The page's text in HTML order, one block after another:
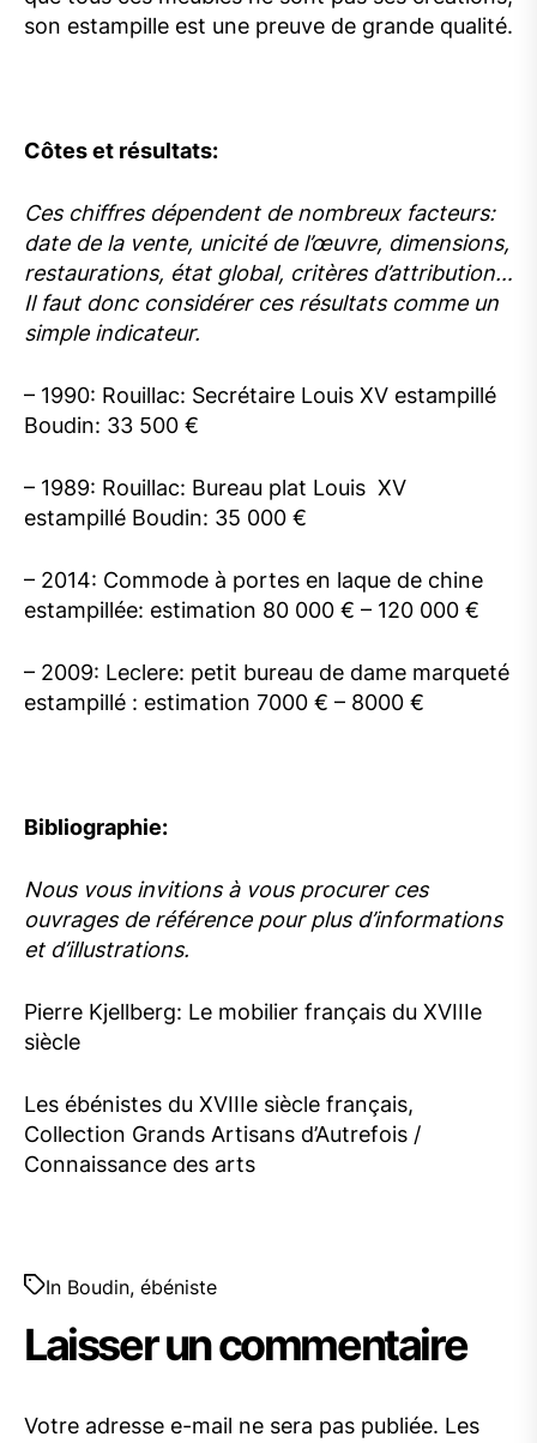
son estampille est une preuve de grande qualité.
Côtes et résultats:
Ces chiffres dépendent de nombreux facteurs:
date de la vente, unicité de l’œuvre, dimensions,
restaurations, état global, critères d’attribution…
Il faut donc considérer ces résultats comme un
simple indicateur.
– 1990: Rouillac: Secrétaire Louis XV estampillé
Boudin: 33 500 €
– 1989: Rouillac: Bureau plat Louis XV
estampillé Boudin: 35 000 €
– 2014: Commode à portes en laque de chine
estampillée: estimation 80 000 € – 120 000 €
– 2009: Leclere: petit bureau de dame marqueté
estampillé : estimation 7000 € – 8000 €
Bibliographie:
Nous vous invitions à vous procurer ces
ouvrages de référence pour plus d’informations
et d’illustrations.
Pierre Kjellberg: Le mobilier français du XVIIIe
siècle
Les ébénistes du XVIIIe siècle français,
Collection Grands Artisans d’Autrefois /
Connaissance des arts
In Boudin, ébéniste
Laisser un commentaire
Votre adresse e-mail ne sera pas publiée. Les